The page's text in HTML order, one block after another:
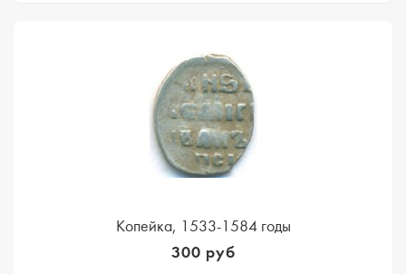
Копейка, 1533-1584 годы
300 руб